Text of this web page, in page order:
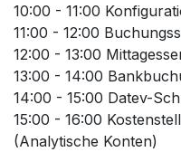
10:00 - 11:00
11:00 - 12:00
12:00 - 13:00
13:00 - 14:00
14:00 - 15:00 Datev-
15:00 - 16:00
(Analytische Konten)